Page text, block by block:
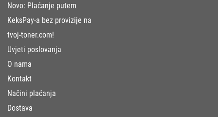
Novo: Plaćanje putem
KeksPay-a bez provizije na
tvoj-toner.com!
Uvjeti poslovanja
O nama
Kontakt
Načini plaćanja
Dostava